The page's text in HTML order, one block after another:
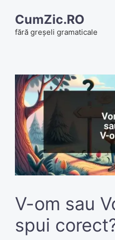
content
CumZic.RO
fără greșeli gramaticale
V-om sau
spui